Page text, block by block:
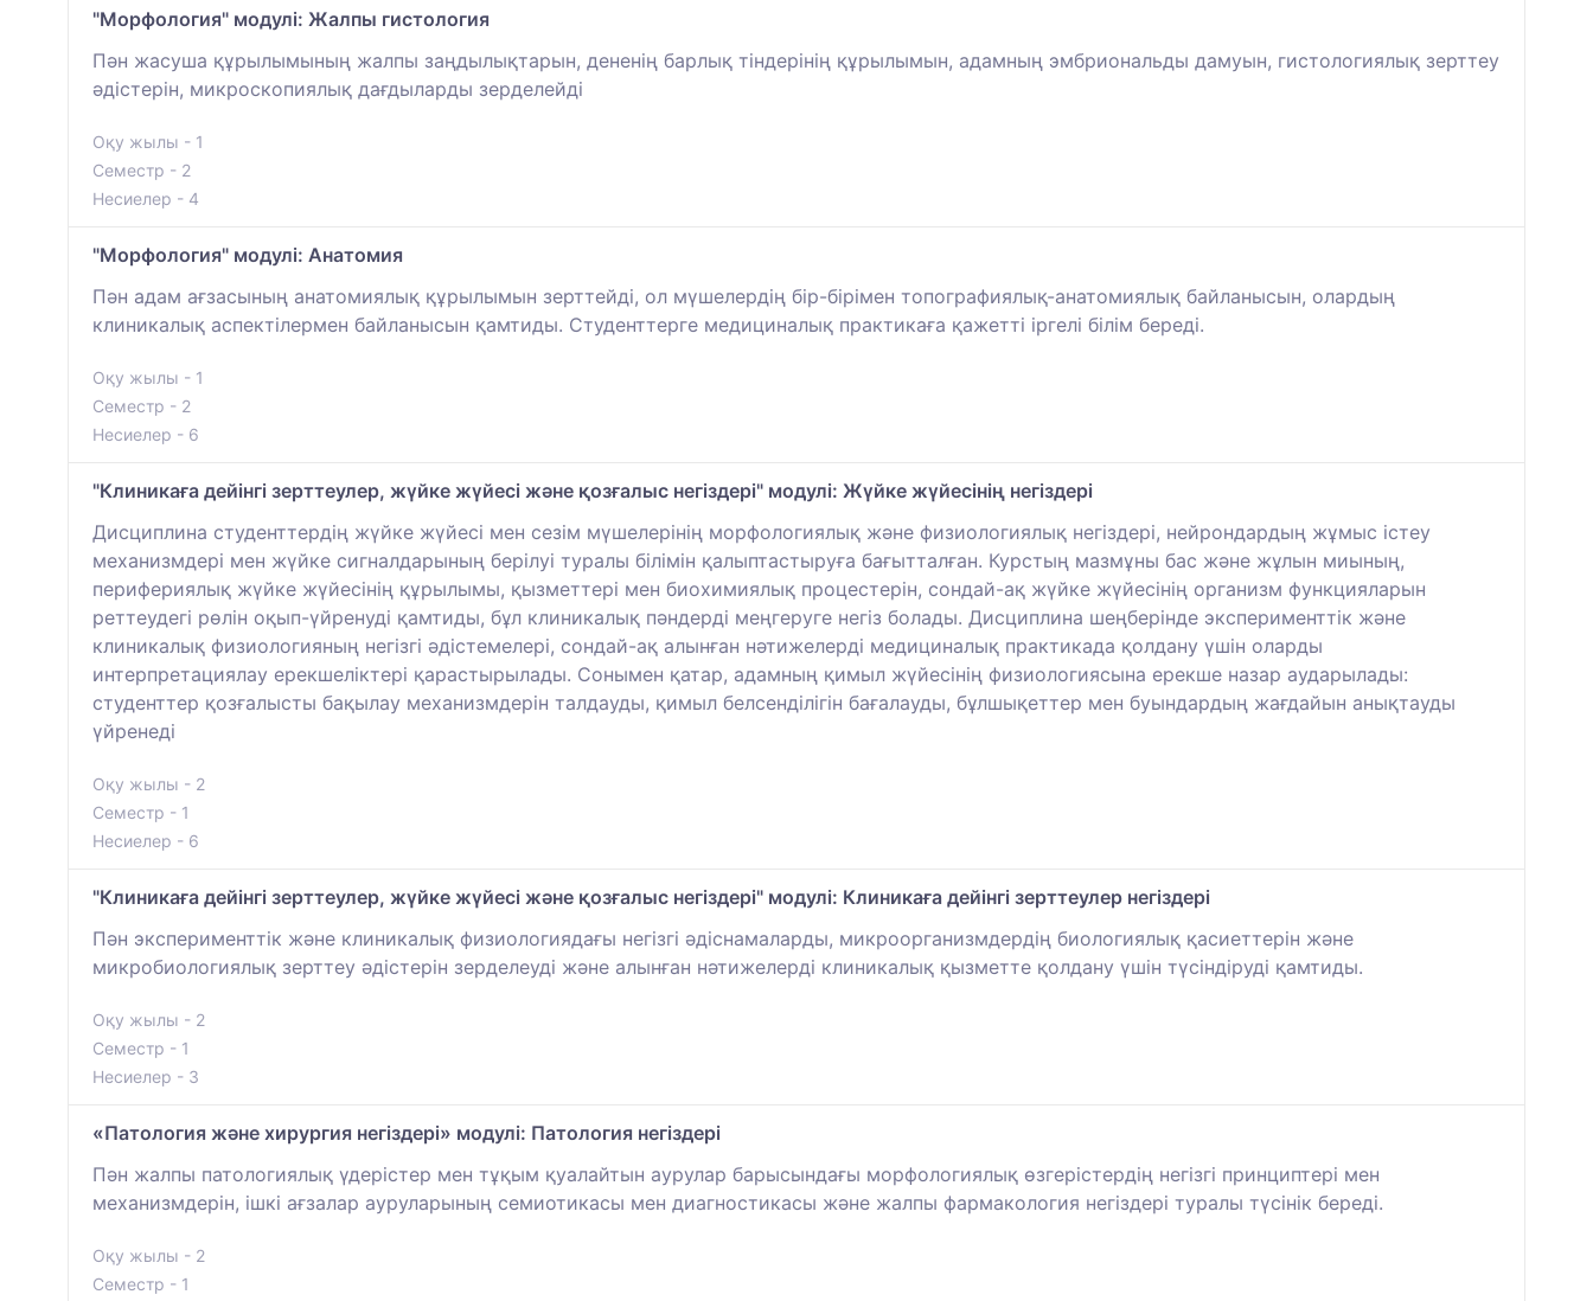
"Морфология" модулі: Жалпы гистология
Пән жасуша құрылымының жалпы заңдылықтарын, дененің барлық тіндерінің құрылымын, адамның эмбриональды дамуын, гистологиялық зерттеу
әдістерін, микроскопиялық дағдыларды зерделейді
Оқу жылы - 1
Семестр - 2
Несиелер - 4
"Морфология" модулі: Анатомия
Пән адам ағзасының анатомиялық құрылымын зерттейді, ол мүшелердің бір-бірімен топографиялық-анатомиялық байланысын, олардың
клиникалық аспектілермен байланысын қамтиды. Студенттерге медициналық практикаға қажетті іргелі білім береді.
Оқу жылы - 1
Семестр - 2
Несиелер - 6
"Клиникаға дейінгі зерттеулер, жүйке жүйесі және қозғалыс негіздері" модулі: Жүйке жүйесінің негіздері
Дисциплина студенттердің жүйке жүйесі мен сезім мүшелерінің морфологиялық және физиологиялық негіздері, нейрондардың жұмыс істеу
механизмдері мен жүйке сигналдарының берілуі туралы білімін қалыптастыруға бағытталған. Курстың мазмұны бас және жұлын миының,
перифериялық жүйке жүйесінің құрылымы, қызметтері мен биохимиялық процестерін, сондай-ақ жүйке жүйесінің организм функцияларын
реттеудегі рөлін оқып-үйренуді қамтиды, бұл клиникалық пәндерді меңгеруге негіз болады. Дисциплина шеңберінде эксперименттік және
клиникалық физиологияның негізгі әдістемелері, сондай-ақ алынған нәтижелерді медициналық практикада қолдану үшін оларды
интерпретациялау ерекшеліктері қарастырылады. Сонымен қатар, адамның қимыл жүйесінің физиологиясына ерекше назар аударылады:
студенттер қозғалысты бақылау механизмдерін талдауды, қимыл белсенділігін бағалауды, бұлшықеттер мен буындардың жағдайын анықтауды
үйренеді
Оқу жылы - 2
Семестр - 1
Несиелер - 6
"Клиникаға дейінгі зерттеулер, жүйке жүйесі және қозғалыс негіздері" модулі: Клиникаға дейінгі зерттеулер негіздері
Пән эксперименттік және клиникалық физиологиядағы негізгі әдіснамаларды, микроорганизмдердің биологиялық қасиеттерін және
микробиологиялық зерттеу әдістерін зерделеуді және алынған нәтижелерді клиникалық қызметте қолдану үшін түсіндіруді қамтиды.
Оқу жылы - 2
Семестр - 1
Несиелер - 3
«Патология және хирургия негіздері» модулі: Патология негіздері
Пән жалпы патологиялық үдерістер мен тұқым қуалайтын аурулар барысындағы морфологиялық өзгерістердің негізгі принциптері мен
механизмдерін, ішкі ағзалар ауруларының семиотикасы мен диагностикасы және жалпы фармакология негіздері туралы түсінік береді.
Оқу жылы - 2
Семестр - 1